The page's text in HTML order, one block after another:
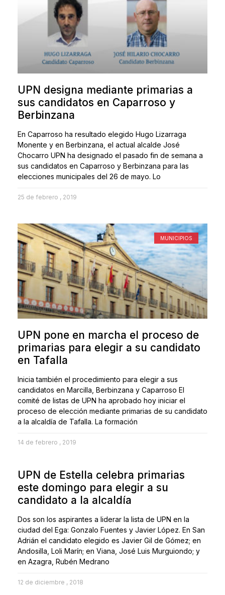
UPN designa mediante primarias a
sus candidatos en Caparroso y
Berbinzana
En Caparroso ha resultado elegido Hugo Lizarraga
Monente y en Berbinzana, el actual alcalde José
Chocarro UPN ha designado el pasado fin de semana a
sus candidatos en Caparroso y Berbinzana para las
elecciones municipales del 26 de mayo. Lo
25 de febrero , 2019
MUNICIPIOS
UPN pone en marcha el proceso de
primarias para elegir a su candidato
en Tafalla
Inicia también el procedimiento para elegir a sus
candidatos en Marcilla, Berbinzana y Caparroso El
comité de listas de UPN ha aprobado hoy iniciar el
proceso de elección mediante primarias de su candidato
a la alcaldía de Tafalla. La formación
14 de febrero , 2019
UPN de Estella celebra primarias
este domingo para elegir a su
candidato a la alcaldía
Dos son los aspirantes a liderar la lista de UPN en la
ciudad del Ega: Gonzalo Fuentes y Javier López. En San
Adrián el candidato elegido es Javier Gil de Gómez; en
Andosilla, Loli Marín; en Viana, José Luis Murguiondo; y
en Azagra, Rubén Medrano
12 de diciembre , 2018